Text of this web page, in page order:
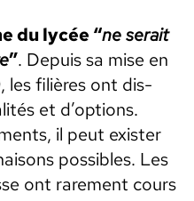
du lycée “ne serait
”. Depuis sa mise en
les fil­ières ont dis­
et d’options.
il peut exis­ter
pos­si­bles. Les
ont rarement cours